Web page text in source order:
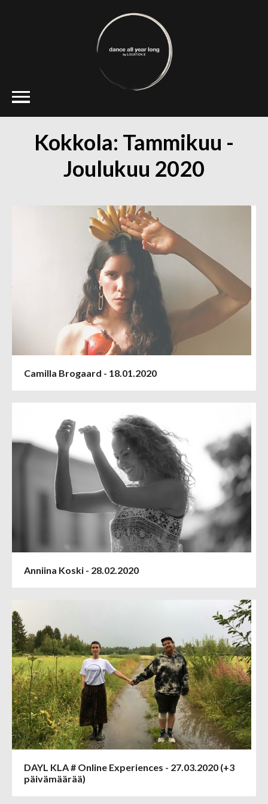
Kokkola: Tammikuu -
Joulukuu 2020
Camilla Brogaard - 18.01.2020
Anniina Koski - 28.02.2020
DAYL KLA # Online Experiences - 27.03.2020 (+3
päivämäärää)